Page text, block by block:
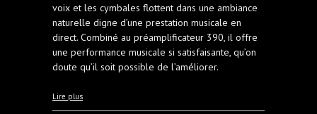
voix et les cymbales flottent dans une ambiance
naturelle digne d’une prestation musicale en
direct. Combiné au préamplificateur 390, il offre
une performance musicale si satisfaisante, qu’on
doute qu’il soit possible de l’améliorer.
Lire plus